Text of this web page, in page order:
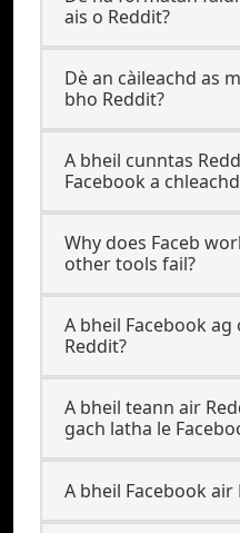
ais o Reddit?
Dè an càileachd as
bho Reddit?
A bheil cunntas
Facebook a
Why does Faceb
other tools fail?
A bheil Facebook
Reddit?
A bheil teann air
gach latha le
A bheil Facebook